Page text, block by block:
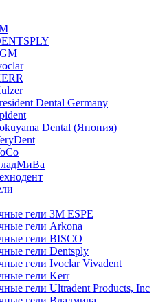
Dental Germany
Dental (Япония)
гели 3М ESPE
гели Arkona
гели BISCO
гели Dentsply
гели Ivoclar Vivadent
гели Kerr
гели Ultradent Products, Inc